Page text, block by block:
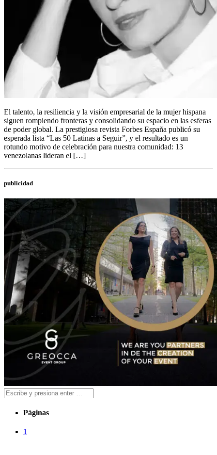
El talento, la resiliencia y la visión empresarial de la mujer hispana
siguen rompiendo fronteras y consolidando su espacio en las esferas
de poder global. La prestigiosa revista Forbes España publicó su
esperada lista “Las 50 Latinas a Seguir”, y el resultado es un
rotundo motivo de celebración para nuestra comunidad: 13
venezolanas lideran el […]
publicidad
Páginas
1